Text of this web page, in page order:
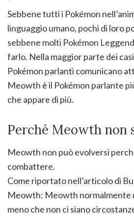
Sebbene tutti i Pokémon
linguaggio umano, pochi di loro
sebbene molti Pokémon
farlo. Nella maggior parte dei
Pokémon parlanti comunicano
Meowth è il Pokémon parlante
che appare di più.
Perché Meowth non
Meowth non può evolversi
combattere.
Come riportato nell’articolo di
Meowth: Meowth normalmente
meno che non ci siano